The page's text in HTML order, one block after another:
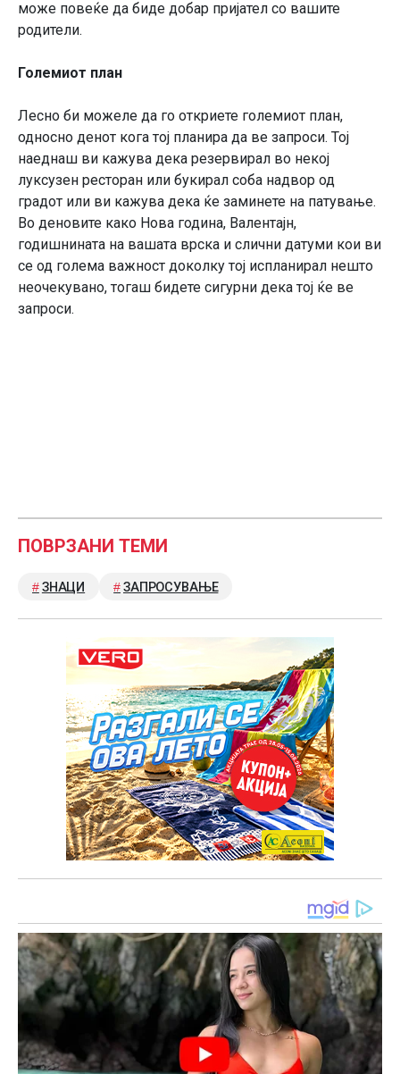
може повеќе да биде добар пријател со вашите
родители.
Големиот план
Лесно би можеле да го откриете големиот план,
односно денот кога тој планира да ве запроси. Тој
наеднаш ви кажува дека резервирал во некој
луксузен ресторан или букирал соба надвор од
градот или ви кажува дека ќе заминете на патување.
Во деновите како Нова година, Валентајн,
годишнината на вашата врска и слични датуми кои ви
се од голема важност доколку тој испланирал нешто
неочекувано, тогаш бидете сигурни дека тој ќе ве
запроси.
ПОВРЗАНИ ТЕМИ
ЗНАЦИ ЗАПРОСУВАЊЕ